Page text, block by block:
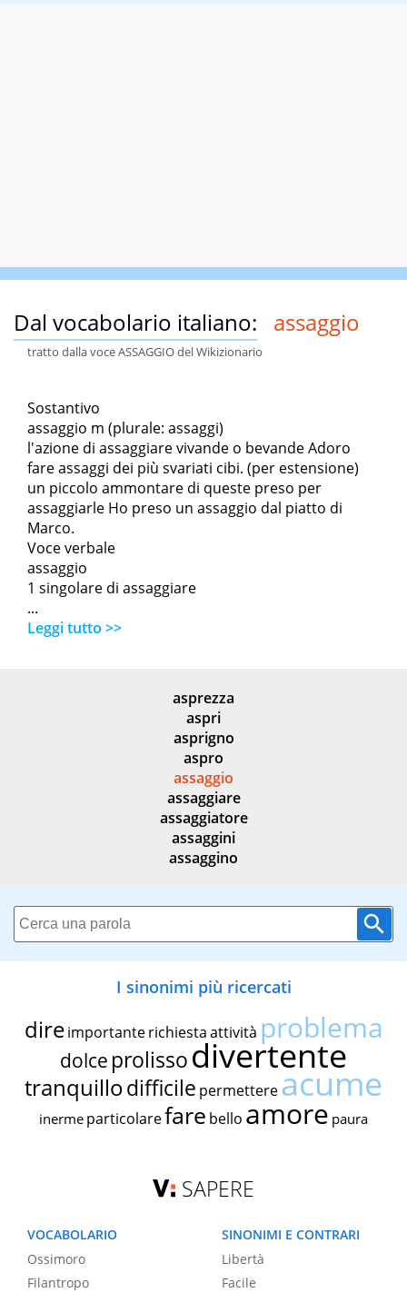
Dal vocabolario italiano: assaggio
tratto dalla voce ASSAGGIO del Wikizionario
Sostantivo
assaggio m (plurale: assaggi)
l'azione di assaggiare vivande o bevande Adoro
fare assaggi dei più svariati cibi. (per estensione)
un piccolo ammontare di queste preso per
assaggiarle Ho preso un assaggio dal piatto di
Marco.
Voce verbale
assaggio
1 singolare di assaggiare
...
Leggi tutto >>
asprezza
aspri
asprigno
aspro
assaggio
assaggiare
assaggiatore
assaggini
assaggino
I sinonimi più ricercati
dire importante richiestaattività problema
dolce prolissodivertente
tranquillodifficile permettereacume
inerme particolarefare bello amore paura
SAPERE
VOCABOLARIO
Ossimoro
Filantropo
SINONIMI E CONTRARI
Libertà
Facile